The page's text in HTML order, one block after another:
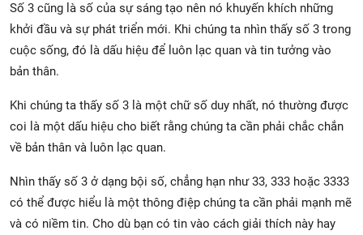
Số 3 cũng là số của sự sáng tạo nên nó khuyến khích những
khởi đầu và sự phát triển mới. Khi chúng ta nhìn thấy số 3 trong
cuộc sống, đó là dấu hiệu để luôn lạc quan và tin tưởng vào
bản thân.
Khi chúng ta thấy số 3 là một chữ số duy nhất, nó thường được
coi là một dấu hiệu cho biết rằng chúng ta cần phải chắc chắn
về bản thân và luôn lạc quan.
Nhìn thấy số 3 ở dạng bội số, chẳng hạn như 33, 333 hoặc 3333
có thể được hiểu là một thông điệp chúng ta cần phải mạnh mẽ
và có niềm tin. Cho dù bạn có tin vào cách giải thích này hay